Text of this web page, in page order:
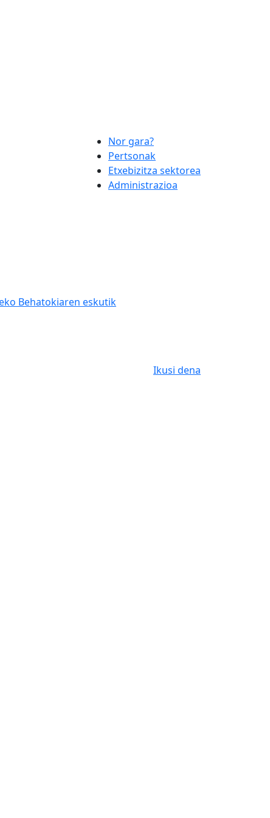
Nor gara?
Pertsonak
Etxebizitza sektorea
Administrazioa
Behatokiaren eskutik
Ikusi dena